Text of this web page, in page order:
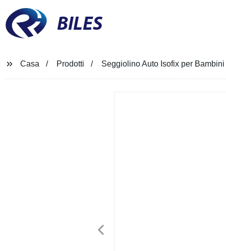
BILES
Casa Prodotti Seggiolino Auto Isofix per